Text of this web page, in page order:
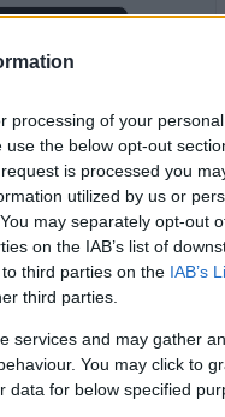
processing of your
the below opt-out
is processed you
utilized by us or
may separately opt-out
on the IAB’s list of
third parties on the IAB’s
third parties.
services and may gather
You may click to
data for below specified
Media
uma